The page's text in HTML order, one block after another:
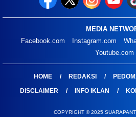
MEDIA
Facebook.com
Instagram.com
Youtube.com
HOME REDAKSI
DISCLAIMER
INFO IKLAN
COPYRIGHT © 2025